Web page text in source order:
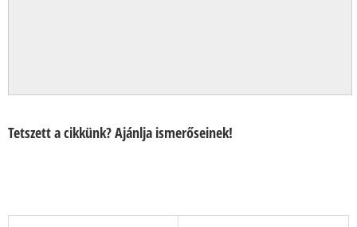
Tetszett a cikkünk? Ajánlja ismerőseinek!